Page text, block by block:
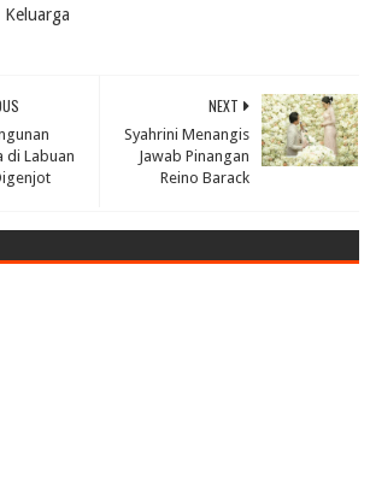
NEXT
Syahrini Menangis
Jawab Pinangan
Reino Barack
di Labuan